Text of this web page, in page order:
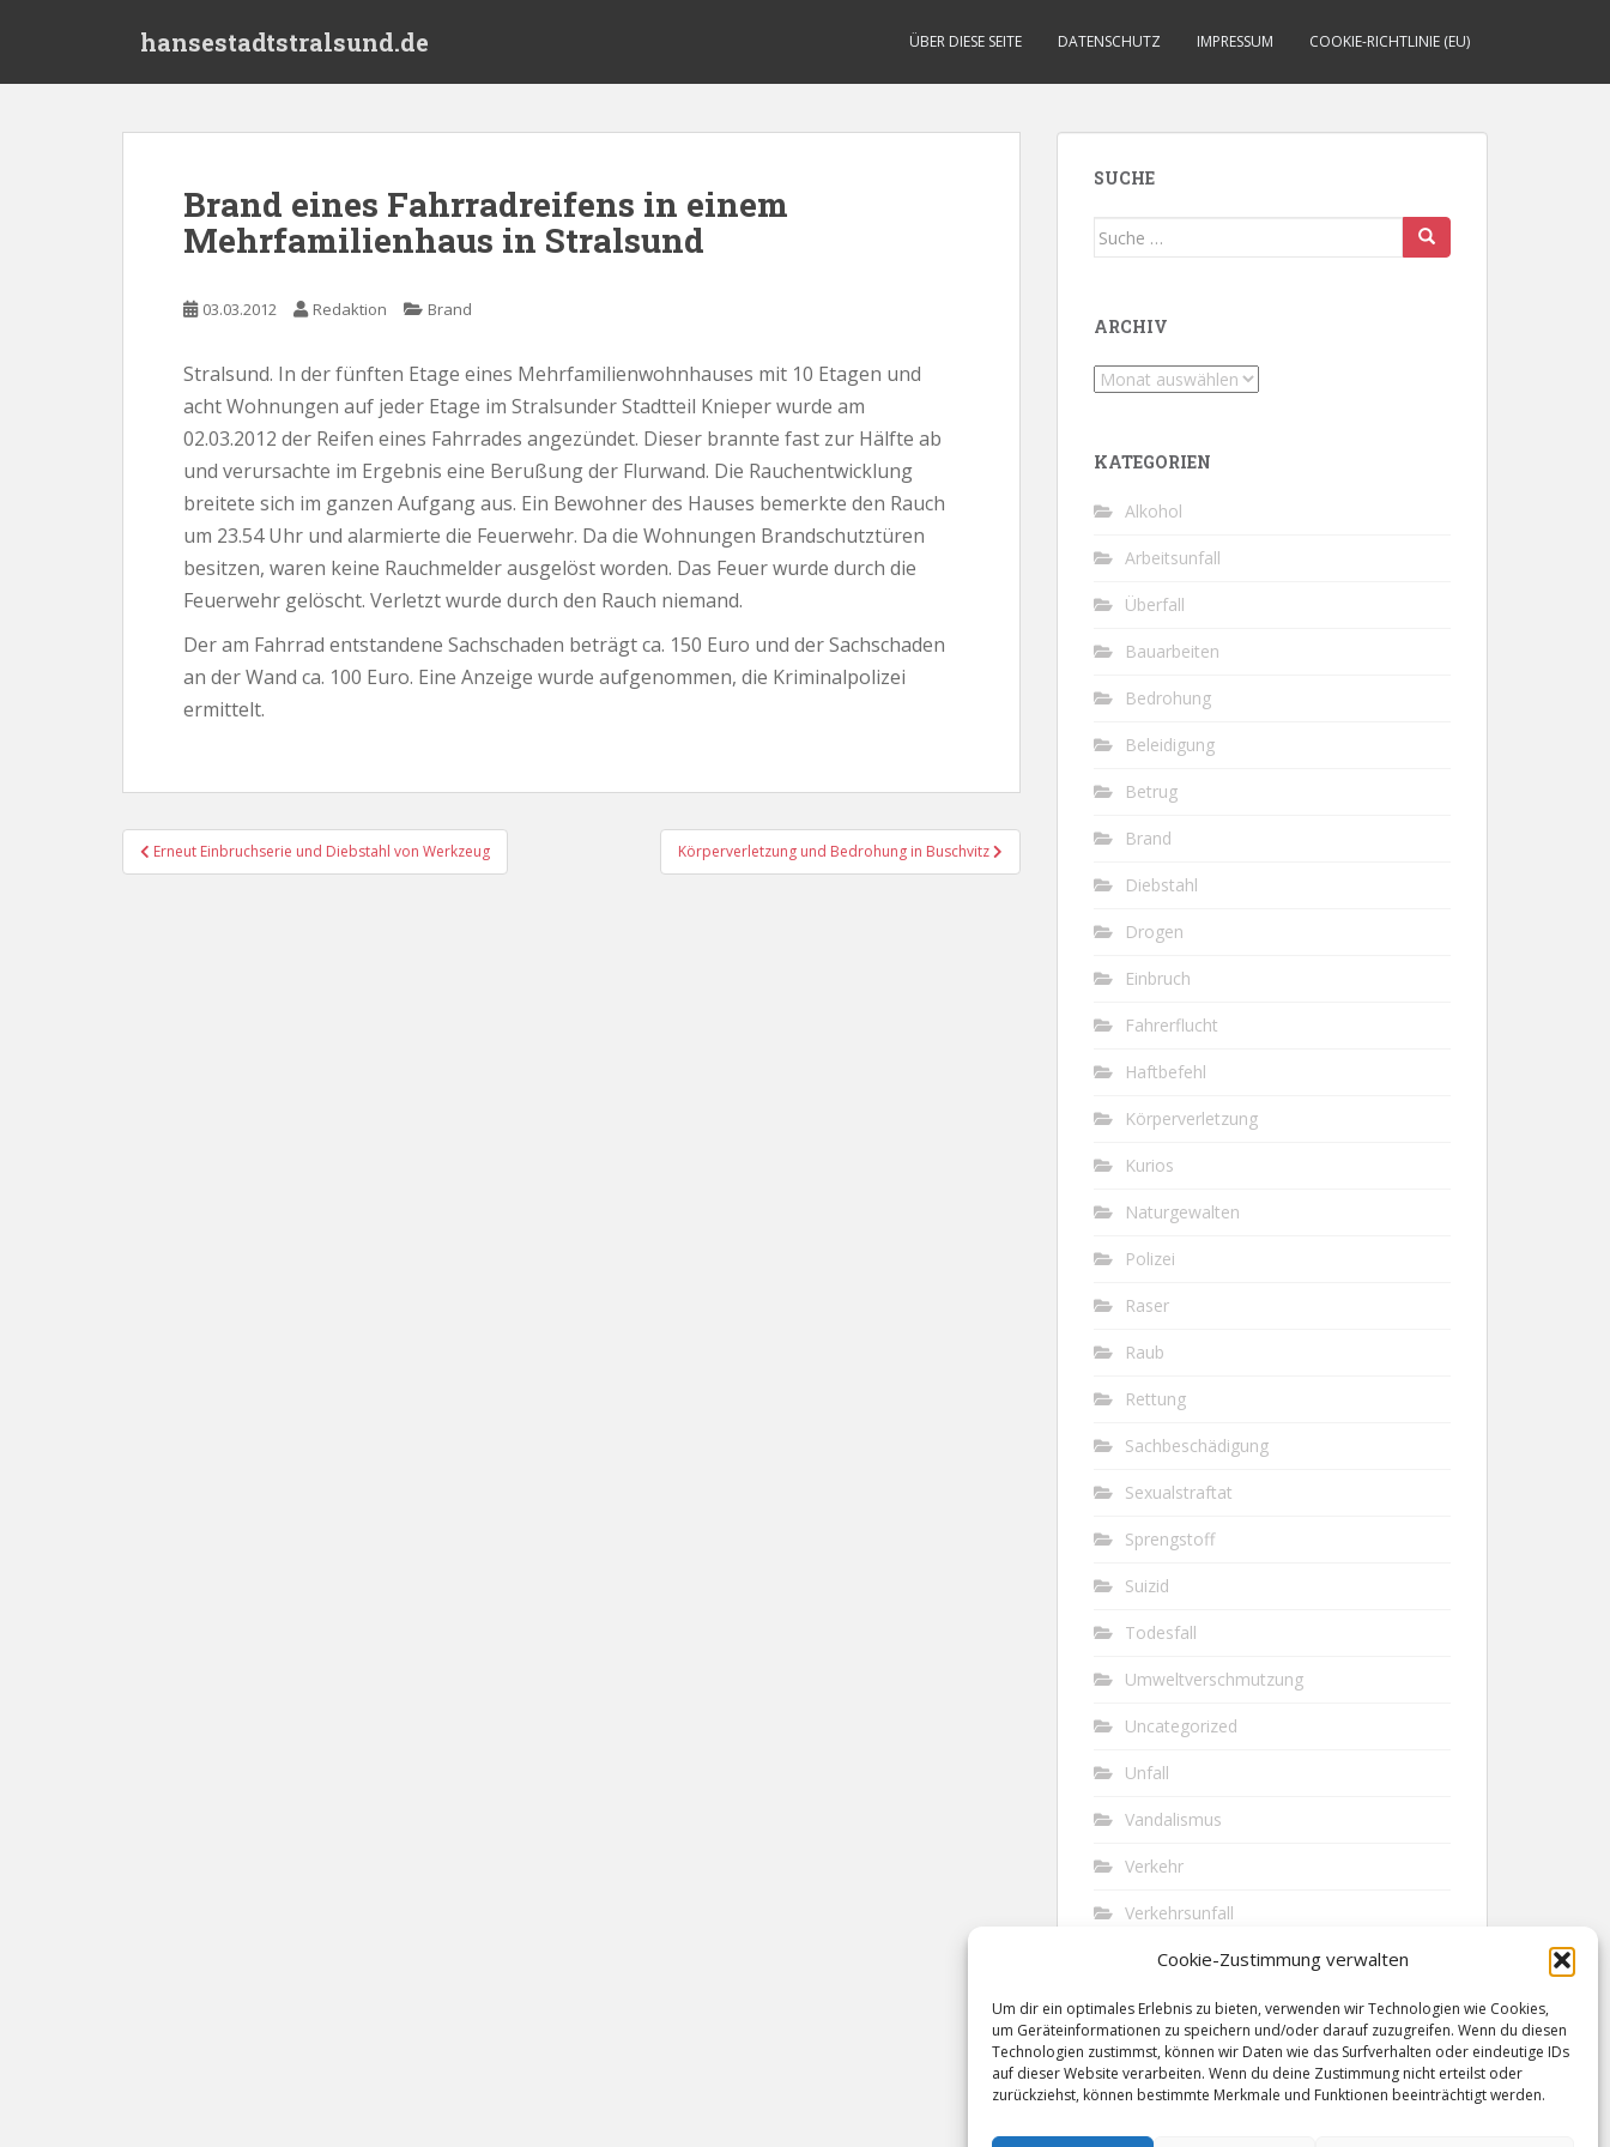
Cookie-Zustimmung verwalten
Um dir ein optimales Erlebnis zu bieten, verwenden wir Technologien wie Cookies,
um Geräteinformationen zu speichern und/oder darauf zuzugreifen. Wenn du diesen
Technologien zustimmst, können wir Daten wie das Surfverhalten oder eindeutige IDs
auf dieser Website verarbeiten. Wenn du deine Zustimmung nicht erteilst oder
zurückziehst, können bestimmte Merkmale und Funktionen beeinträchtigt werden.
hansestadtstralsund.de ÜBER DIESE SEITE DATENSCHUTZ IMPRESSUM COOKIE-RICHTLINIE (EU)
Brand eines Fahrradreifens in einem
Mehrfamilienhaus in Stralsund
03.03.2012 Redaktion Brand
Stralsund. In der fünften Etage eines Mehrfamilienwohnhauses mit 10 Etagen und
acht Wohnungen auf jeder Etage im Stralsunder Stadtteil Knieper wurde am
02.03.2012 der Reifen eines Fahrrades angezündet. Dieser brannte fast zur Hälfte ab
und verursachte im Ergebnis eine Berußung der Flurwand. Die Rauchentwicklung
breitete sich im ganzen Aufgang aus. Ein Bewohner des Hauses bemerkte den Rauch
um 23.54 Uhr und alarmierte die Feuerwehr. Da die Wohnungen Brandschutztüren
besitzen, waren keine Rauchmelder ausgelöst worden. Das Feuer wurde durch die
Feuerwehr gelöscht. Verletzt wurde durch den Rauch niemand.
Der am Fahrrad entstandene Sachschaden beträgt ca. 150 Euro und der Sachschaden
an der Wand ca. 100 Euro. Eine Anzeige wurde aufgenommen, die Kriminalpolizei
ermittelt.
Beitragsnavigation
Erneut Einbruchserie und Diebstahl von Werkzeug Körperverletzung und Bedrohung in Buschvitz
SUCHE
Suche
ARCHIV
Archiv
KATEGORIEN
Alkohol
Arbeitsunfall
Überfall
Bauarbeiten
Bedrohung
Beleidigung
Betrug
Brand
Diebstahl
Drogen
Einbruch
Fahrerflucht
Haftbefehl
Körperverletzung
Kurios
Naturgewalten
Polizei
Raser
Raub
Rettung
Sachbeschädigung
Sexualstraftat
Sprengstoff
Suizid
Todesfall
Umweltverschmutzung
Uncategorized
Unfall
Vandalismus
Verkehr
Verkehrsunfall
Vermisst
Waffen
Wilderei